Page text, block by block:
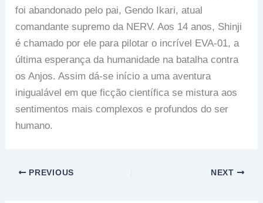
foi abandonado pelo pai, Gendo Ikari, atual
comandante supremo da NERV. Aos 14 anos, Shinji
é chamado por ele para pilotar o incrível EVA-01, a
última esperança da humanidade na batalha contra
os Anjos. Assim dá-se início a uma aventura
inigualável em que ficção científica se mistura aos
sentimentos mais complexos e profundos do ser
humano.
PREVIOUS NEXT